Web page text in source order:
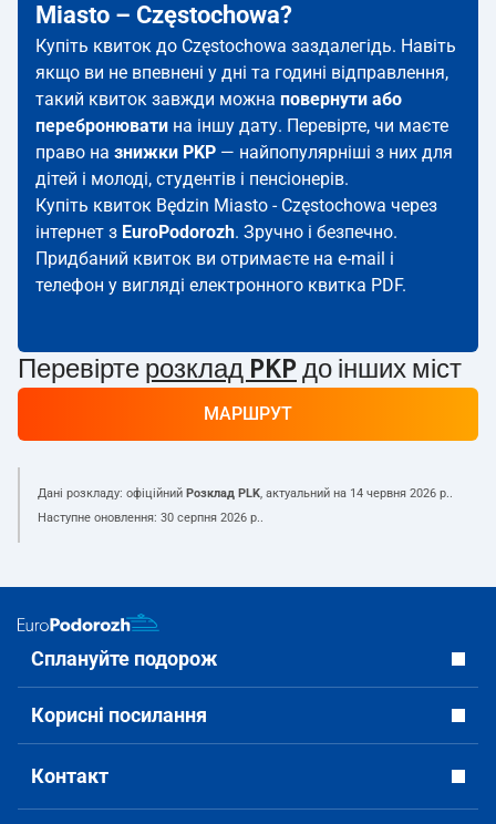
Miasto – Częstochowa?
Купіть квиток до Częstochowa заздалегідь. Навіть
якщо ви не впевнені у дні та годині відправлення,
такий квиток завжди можна повернути або
перебронювати на іншу дату. Перевірте, чи маєте
право на знижки PKP — найпопулярніші з них для
дітей і молоді, студентів і пенсіонерів.
Купіть квиток Będzin Miasto - Częstochowa через
інтернет з EuroPodorozh. Зручно і безпечно.
Придбаний квиток ви отримаєте на e-mail і
телефон у вигляді електронного квитка PDF.
Перевірте розклад PKP до інших міст
МАРШРУТ
Дані розкладу: офіційний Розклад PLK, актуальний на 14 червня 2026 р..
Наступне оновлення: 30 серпня 2026 р..
Сплануйте подорож
Корисні посилання
Контакт